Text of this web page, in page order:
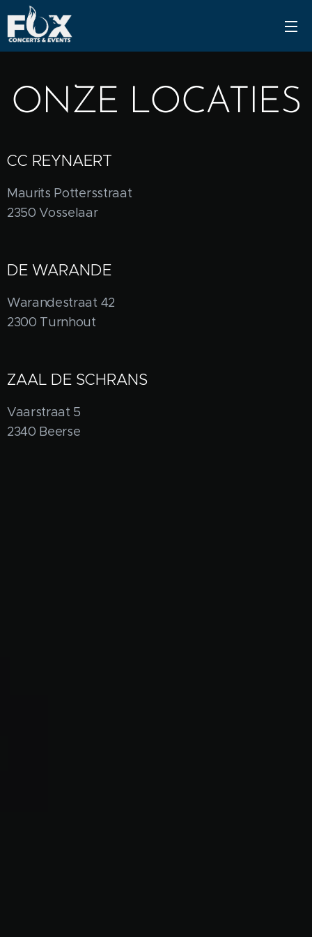
ONZE LOCATIES
CC REYNAERT
Maurits Pottersstraat
2350 Vosselaar
DE WARANDE
Warandestraat 42
2300 Turnhout
ZAAL DE SCHRANS
Vaarstraat 5
2340 Beerse